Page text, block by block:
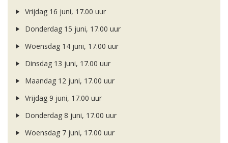
Vrijdag 16 juni, 17.00 uur
Donderdag 15 juni, 17.00 uur
Woensdag 14 juni, 17.00 uur
Dinsdag 13 juni, 17.00 uur
Maandag 12 juni, 17.00 uur
Vrijdag 9 juni, 17.00 uur
Donderdag 8 juni, 17.00 uur
Woensdag 7 juni, 17.00 uur